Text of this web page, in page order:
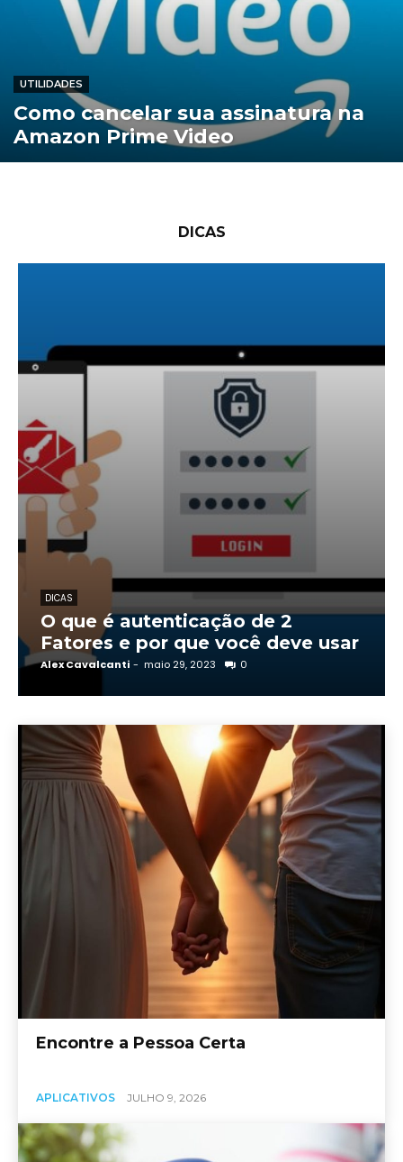
UTILIDADES
Como cancelar sua assinatura na
Amazon Prime Video
DICAS
DICAS
O que é autenticação de 2
Fatores e por que você deve usar
Alex Cavalcanti - maio 29, 2023 0
Encontre a Pessoa Certa
APLICATIVOS JULHO 9, 2026